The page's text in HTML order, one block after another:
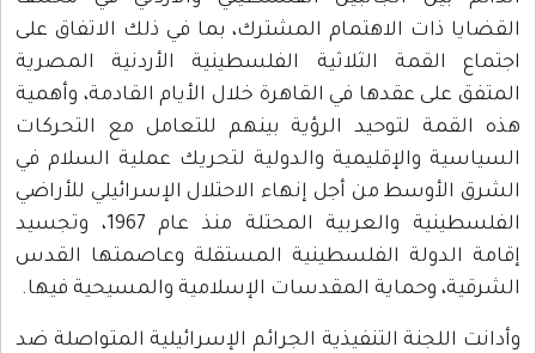
القضايا ذات الاهتمام المشترك، بما في ذلك الاتفاق على
اجتماع القمة الثلاثية الفلسطينية الأردنية المصرية
المتفق على عقدها في القاهرة خلال الأيام القادمة، وأهمية
هذه القمة لتوحيد الرؤية بينهم للتعامل مع التحركات
السياسية والإقليمية والدولية لتحريك عملية السلام في
الشرق الأوسط من أجل إنهاء الاحتلال الإسرائيلي للأراضي
الفلسطينية والعربية المحتلة منذ عام 1967، وتجسيد
إقامة الدولة الفلسطينية المستقلة وعاصمتها القدس
الشرقية، وحماية المقدسات الإسلامية والمسيحية فيها.
وأدانت اللجنة التنفيذية الجرائم الإسرائيلية المتواصلة ضد